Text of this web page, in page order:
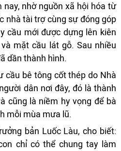
nhờ nguồn xã hội hóa từ
nhà tài trợ cùng sự đóng góp
cầu mới được dựng lên kiên
mặt cầu lát gỗ. Sau nhiều
dần thành hình.
cầu bê tông cốt thép do Nhà
dân nơi đây, đó là thành
cũng là niềm hy vọng để bà
mỗi mùa mưa lũ.
bản Luốc Làu, cho biết:
chỉ có thể chung tay làm